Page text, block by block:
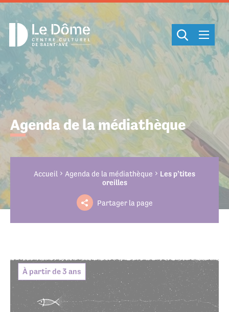
Agenda de la médiathèque
Accueil Agenda de la médiathèque
Les p’tites
oreilles
Partager la page
À partir de 3 ans
Cookies management panel